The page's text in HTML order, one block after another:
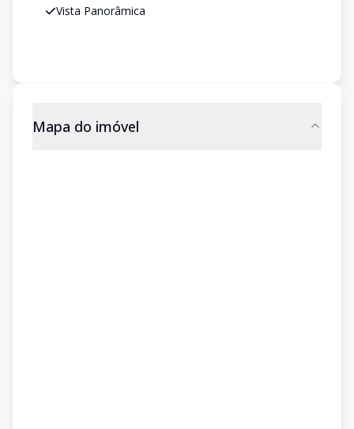
Vista Panorâmica
Mapa do imóvel